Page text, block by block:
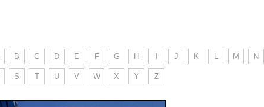
B C D E F G H J K L M N
S T U V W X Y Z